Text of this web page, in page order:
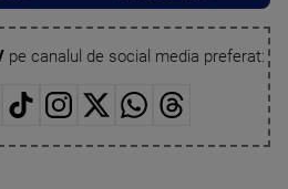
pe canalul de social media preferat: